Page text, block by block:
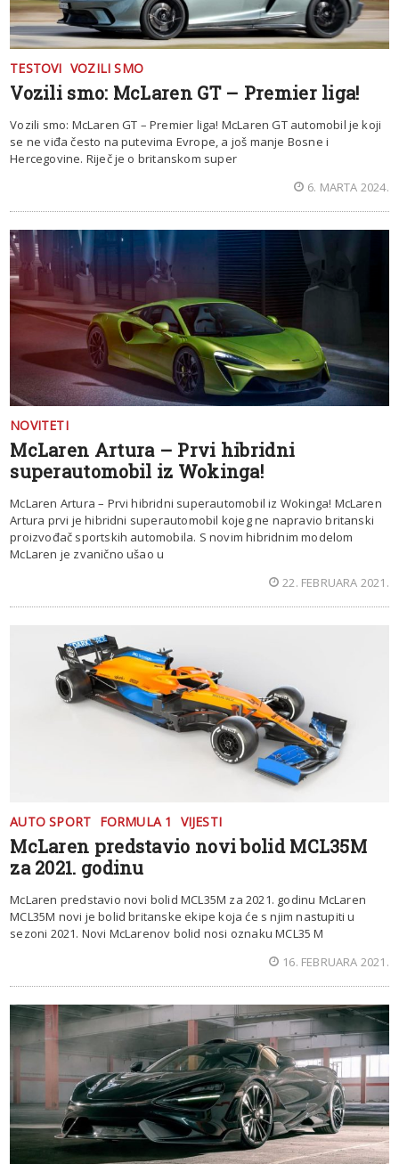
TESTOVI VOZILI SMO
Vozili smo: McLaren GT – Premier liga!
Vozili smo: McLaren GT – Premier liga! McLaren GT automobil je koji
se ne viđa često na putevima Evrope, a još manje Bosne i
Hercegovine. Riječ je o britanskom super
6. MARTA 2024.
NOVITETI
McLaren Artura – Prvi hibridni
superautomobil iz Wokinga!
McLaren Artura – Prvi hibridni superautomobil iz Wokinga! McLaren
Artura prvi je hibridni superautomobil kojeg ne napravio britanski
proizvođač sportskih automobila. S novim hibridnim modelom
McLaren je zvanično ušao u
22. FEBRUARA 2021.
AUTO SPORT FORMULA 1 VIJESTI
McLaren predstavio novi bolid MCL35M
za 2021. godinu
McLaren predstavio novi bolid MCL35M za 2021. godinu McLaren
MCL35M novi je bolid britanske ekipe koja će s njim nastupiti u
sezoni 2021. Novi McLarenov bolid nosi oznaku MCL35 M
16. FEBRUARA 2021.